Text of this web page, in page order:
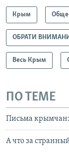
Крым
ОБРАТИ
Весь Крым
ПО ТЕМЕ
Письма крымчан:
А что за